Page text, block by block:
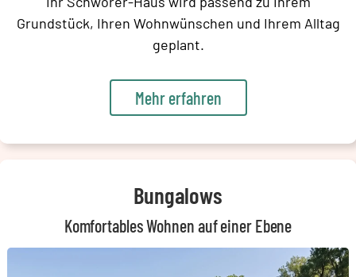
Grundstück, Ihren Wohnwünschen und Ihrem Alltag
geplant.
Mehr erfahren
Bungalows
Komfortables Wohnen auf einer Ebene